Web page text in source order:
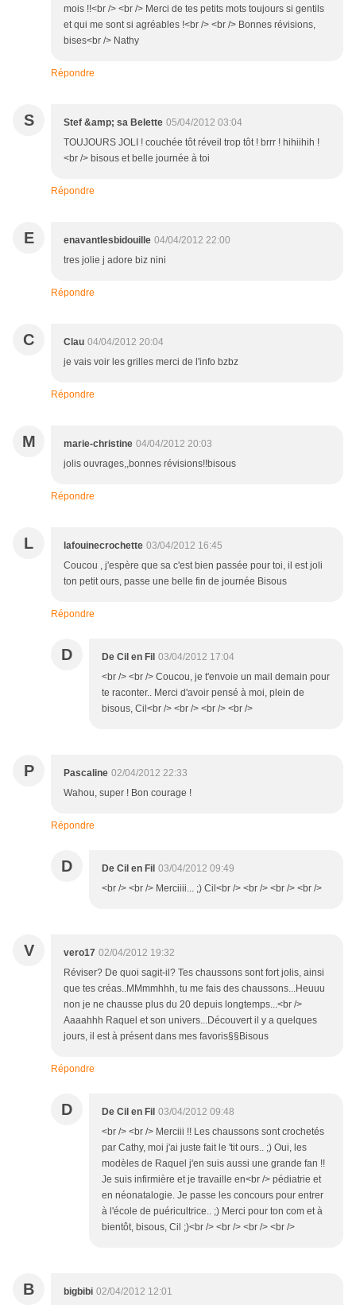
mois !!<br /> <br /> Merci de tes petits mots toujours si gentils
et qui me sont si agréables !<br /> <br /> Bonnes révisions,
bises<br /> Nathy
Répondre
S Stef &amp; sa Belette 05/04/2012 03:04
TOUJOURS JOLI ! couchée tôt réveil trop tôt ! brrr ! hihiihih !
<br /> bisous et belle journée à toi
Répondre
E enavantlesbidouille 04/04/2012 22:00
tres jolie j adore biz nini
Répondre
C Clau 04/04/2012 20:04
je vais voir les grilles merci de l'info bzbz
Répondre
M marie-christine 04/04/2012 20:03
jolis ouvrages,,bonnes révisions!!bisous
Répondre
L lafouinecrochette 03/04/2012 16:45
Coucou , j'espère que sa c'est bien passée pour toi, il est joli
ton petit ours, passe une belle fin de journée Bisous
Répondre
D De Cil en Fil 03/04/2012 17:04
<br /> <br /> Coucou, je t'envoie un mail demain pour
te raconter.. Merci d'avoir pensé à moi, plein de
bisous, Cil<br /> <br /> <br /> <br />
P Pascaline 02/04/2012 22:33
Wahou, super ! Bon courage !
Répondre
D De Cil en Fil 03/04/2012 09:49
<br /> <br /> Merciiii... ;) Cil<br /> <br /> <br /> <br />
V vero17 02/04/2012 19:32
Réviser? De quoi sagit-il? Tes chaussons sont fort jolis, ainsi
que tes créas..MMmmhhh, tu me fais des chaussons...Heuuu
non je ne chausse plus du 20 depuis longtemps...<br />
Aaaahhh Raquel et son univers...Découvert il y a quelques
jours, il est à présent dans mes favoris§§Bisous
Répondre
D De Cil en Fil 03/04/2012 09:48
<br /> <br /> Merciii !! Les chaussons sont crochetés
par Cathy, moi j'ai juste fait le 'tit ours.. ;) Oui, les
modèles de Raquel j'en suis aussi une grande fan !!
Je suis infirmière et je travaille en<br /> pédiatrie et
en néonatalogie. Je passe les concours pour entrer
à l'école de puéricultrice.. ;) Merci pour ton com et à
bientôt, bisous, Cil ;)<br /> <br /> <br /> <br />
B bigbibi 02/04/2012 12:01